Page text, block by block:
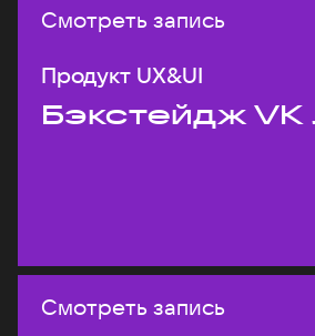
Смотреть запись
Продукт UX&UI
Бэкстейдж VK
Смотреть запись